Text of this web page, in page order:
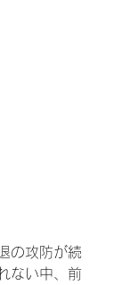
の攻防が続
ない中、前